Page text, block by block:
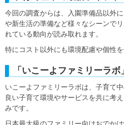
今回の調査からは、入園準備品以外
や新生活の準備など様々なシーンで
れている動向が読み取れます。
特にコスト以外にも環境配慮や個性
「いこーよファミリーラボ
いこーよファミリーラボは、子育て
良い子育て環境やサービスを共に考
みです。